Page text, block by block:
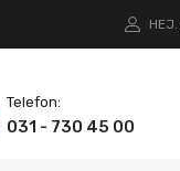
HEJ.
Telefon:
031 - 730 45 00